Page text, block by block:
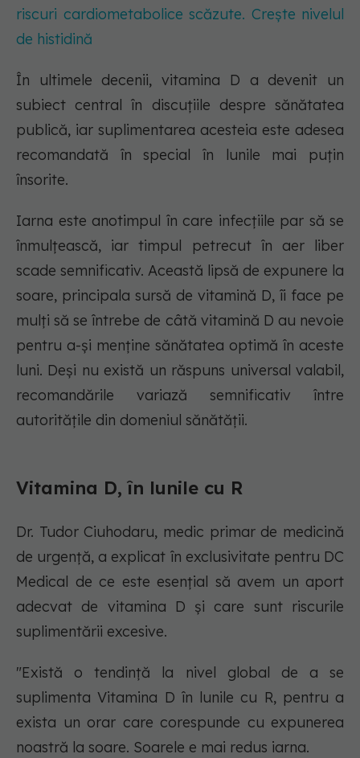
riscuri cardiometabolice scăzute. Crește nivelul
de histidină
În ultimele decenii, vitamina D a devenit un
subiect central în discuțiile despre sănătatea
publică, iar suplimentarea acesteia este adesea
recomandată în special în lunile mai puțin
însorite.
Iarna este anotimpul în care infecțiile par să se
înmulțească, iar timpul petrecut în aer liber
scade semnificativ. Această lipsă de expunere la
soare, principala sursă de vitamină D, îi face pe
mulți să se întrebe de câtă vitamină D au nevoie
pentru a-și menține sănătatea optimă în aceste
luni. Deși nu există un răspuns universal valabil,
recomandările variază semnificativ între
autoritățile din domeniul sănătății.
Vitamina D, în lunile cu R
Dr. Tudor Ciuhodaru, medic primar de medicină
de urgență, a explicat în exclusivitate pentru DC
Medical de ce este esențial să avem un aport
adecvat de vitamina D și care sunt riscurile
suplimentării excesive.
"Există o tendință la nivel global de a se
suplimenta Vitamina D în lunile cu R, pentru a
exista un orar care corespunde cu expunerea
noastră la soare. Soarele e mai redus iarna.